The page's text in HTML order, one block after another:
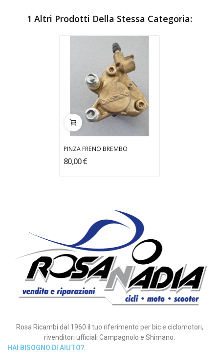
1 Altri Prodotti Della Stessa Categoria:
PINZA FRENO BREMBO
80,00 €
Rosa Ricambi dal 1960 il tuo riferimento per bic e ciclomotori,
rivenditori ufficiali Campagnolo e Shimano.
HAI BISOGNO DI AIUTO?